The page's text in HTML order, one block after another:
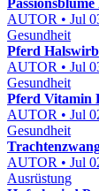
AUTOR • Jul
Gesundheit
Pferd
AUTOR • Jul
Gesundheit
Pferd Vitamin
AUTOR • Jul
Gesundheit
AUTOR • Jul
Ausrüstung